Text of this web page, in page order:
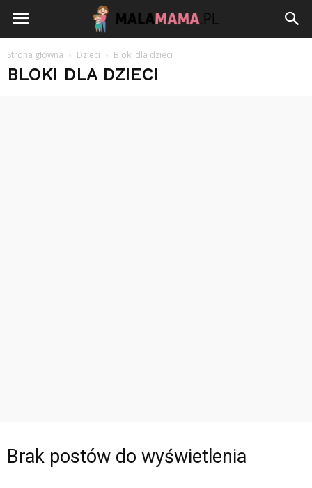
Strona główna Dzieci Bloki dla dzieci
BLOKI DLA DZIECI
Brak postów do wyświetlenia